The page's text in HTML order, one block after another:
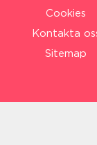
Cookies
Kontakta
Sitemap